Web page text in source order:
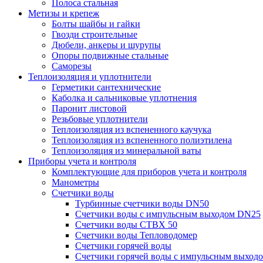
Полоса стальная
Метизы и крепеж
Болты шайбы и гайки
Гвозди строительные
Дюбели, анкеры и шурупы
Опоры подвижные стальные
Саморезы
Теплоизоляция и уплотнители
Герметики сантехнические
Каболка и сальниковые уплотнения
Паронит листовой
Резьбовые уплотнители
Теплоизоляция из вспененного каучука
Теплоизоляция из вспененного полиэтилена
Теплоизоляция из минеральной ваты
Приборы учета и контроля
Комплектующие для приборов учета и контроля
Манометры
Счетчики воды
Турбинные счетчики воды DN50
Счетчики воды с импульсным выходом DN25
Счетчики воды СТВХ 50
Счетчики воды Тепловодомер
Счетчики горячей воды
Счетчики горячей воды с импульсным